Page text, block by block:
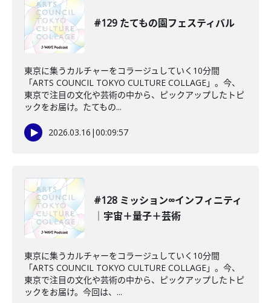
#129 たてもの園フェスティバル
東京に集うカルチャーをコラージュしていく10分間
「ARTS COUNCIL TOKYO CULTURE COLLAGE」。今、
東京で注目の文化や芸術の中から、ピックアップしたトピ
ックをお届け。たてもの...
2026.03.16 |00:09:57
#128 ミッション∞インフィニティ
｜宇宙＋量子＋芸術
東京に集うカルチャーをコラージュしていく10分間
「ARTS COUNCIL TOKYO CULTURE COLLAGE」。今、
東京で注目の文化や芸術の中から、ピックアップしたトピ
ックをお届け。今回は、...